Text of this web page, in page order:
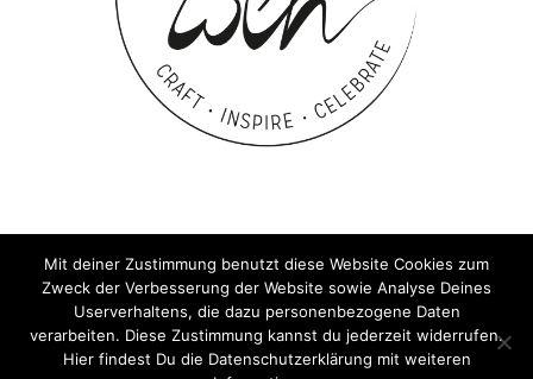
Mit deiner Zustimmung benutzt diese Website Cookies zum
Zweck der Verbesserung der Website sowie Analyse Deines
Userverhaltens, die dazu personenbezogene Daten
verarbeiten. Diese Zustimmung kannst du jederzeit widerrufen.
Hier findest Du die Datenschutzerklärung mit weiteren